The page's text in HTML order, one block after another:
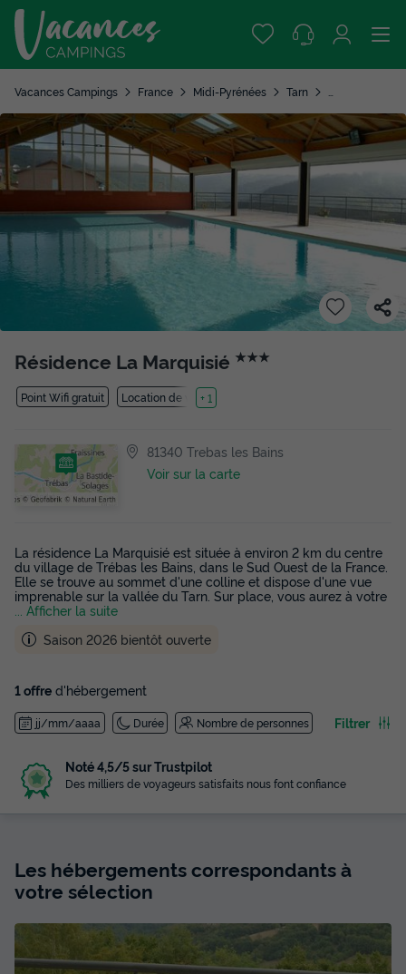
Vacances Campings France Midi-Pyrénées Tarn
Résidence La Marquisié ★★★
Point Wifi gratuit Location de vélos
+ 1
81340 Trebas les Bains
Voir sur la carte
La résidence La Marquisié est située à environ 2 km du centre
du village de Trébas les Bains, dans le Sud Ouest de la France.
Elle se trouve au sommet d'une colline et dispose d'une vue
imprenable sur la vallée du Tarn. Sur place, vous aurez à votre
... Afficher la suite
Saison 2026 bientôt ouverte
1 offre d'hébergement
jj/mm/aaaa Durée Nombre de personnes Filtrer
Noté 4,5/5 sur Trustpilot
Des milliers de voyageurs satisfaits nous font confiance
Les hébergements correspondants à
votre sélection